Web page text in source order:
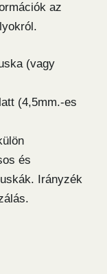
az
(vagy
(4,5mm.-es
és
Irányzék